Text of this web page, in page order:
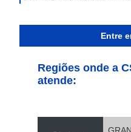
Entre
Regiões onde a
atende: